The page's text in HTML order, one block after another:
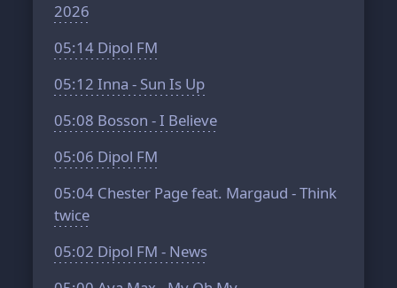
2026
05:14 Dipol FM
05:12 Inna - Sun Is Up
05:08 Bosson - I Believe
05:06 Dipol FM
05:04 Chester Page feat. Margaud - Think
twice
05:02 Dipol FM - News